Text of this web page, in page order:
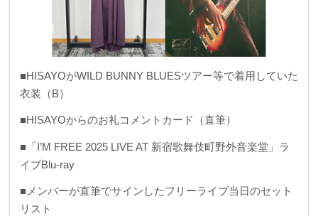
■HISAYOがWILD BUNNY BLUESツアー等で着用していた
衣装（B）
■HISAYOからのお礼コメントカード（直筆）
■「I’M FREE 2025 LIVE AT 新宿歌舞伎町野外音楽堂」ラ
イブBlu-ray
■メンバーが直筆でサインしたフリーライブ当日のセット
リスト